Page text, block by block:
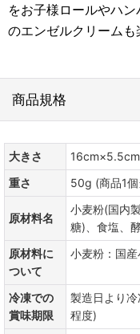
をお子様ロールやハ
のエンゼルクリームも
商品規格
大きさ
重さ
50g (商品1
原材料名
小麦粉(国内
糖)、食塩、
原材料に
ついて
小麦粉：国
冷凍での
賞味期限
製造日より
程度)